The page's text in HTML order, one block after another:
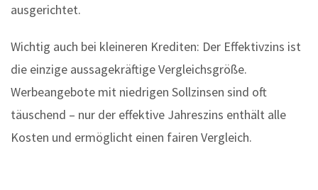
ausgerichtet.
Wichtig auch bei kleineren Krediten: Der Effektivzins ist
die einzige aussagekräftige Vergleichsgröße.
Werbeangebote mit niedrigen Sollzinsen sind oft
täuschend – nur der effektive Jahreszins enthält alle
Kosten und ermöglicht einen fairen Vergleich.